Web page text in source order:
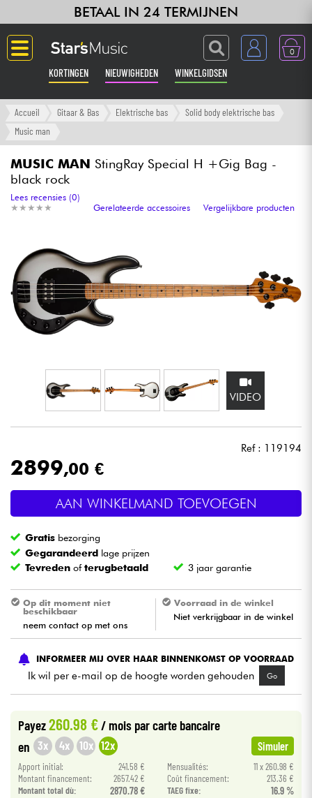
BETAAL IN 24 TERMIJNEN
0
KORTINGEN NIEUWIGHEDEN WINKELGIDSEN
Langue
Versterker & Effecten
Synths & samplers
Home-studio
Hoofdtelefoon
DJ
Licht
Drums & percussie
Blaasinstrument
Kinderen
Kabels & toebehoren
HiFi
Sets
Bekijk onze merken
Accueil Gitaar & Bas Elektrische bas
Solid body elektrische bas
Music man
MUSIC MAN StingRay Special H +Gig Bag -
black rock
★ ★ ★ ★ ★
★ ★ ★ ★ ★
Lees recensies (0)
Gerelateerde accessoires
Vergelijkbare producten
VIDEO
Ref : 119194
2899,00 €
AAN WINKELMAND TOEVOEGEN
Gratis bezorging
Gegarandeerd lage prijzen
Tevreden ofterugbetaald 3 jaar garantie
Op dit moment niet
beschikbaar
neem contact op met ons
Voorraad in de winkel
Niet verkrijgbaar in de winkel
INFORMEER MIJ OVER HAAR BINNENKOMST OP VOORRAAD
Ik wil per e-mail op de hoogte worden gehouden Go
Payez260.98 € / mois par carte bancaire
en 3x 4x 10x 12x Simuler
Apport initial: 241.58 € Mensualités:
11 x 260.98 €
Montant financement:
2657.42 € Coût financement:
213.36 €
Montant total dù:
2870.78 € TAEG fixe: 16.9 %